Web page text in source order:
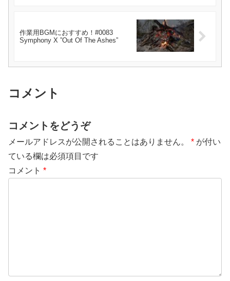
作業用BGMにおすすめ！#0083
Symphony X ”Out Of The Ashes”
コメント
コメントをどうぞ
メールアドレスが公開されることはありません。 * が付い
ている欄は必須項目です
コメント *